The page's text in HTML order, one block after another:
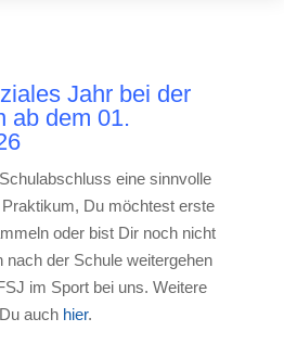
Jahr bei der
ab dem 01.
eine sinnvolle
Du möchtest erste
oder bist Dir noch nicht
nach der Schule weitergehen
im Sport bei uns. Weitere
auch hier.